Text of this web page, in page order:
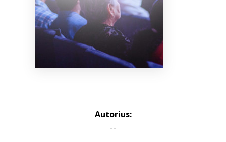
+370 667 80 541
Autorius:
--